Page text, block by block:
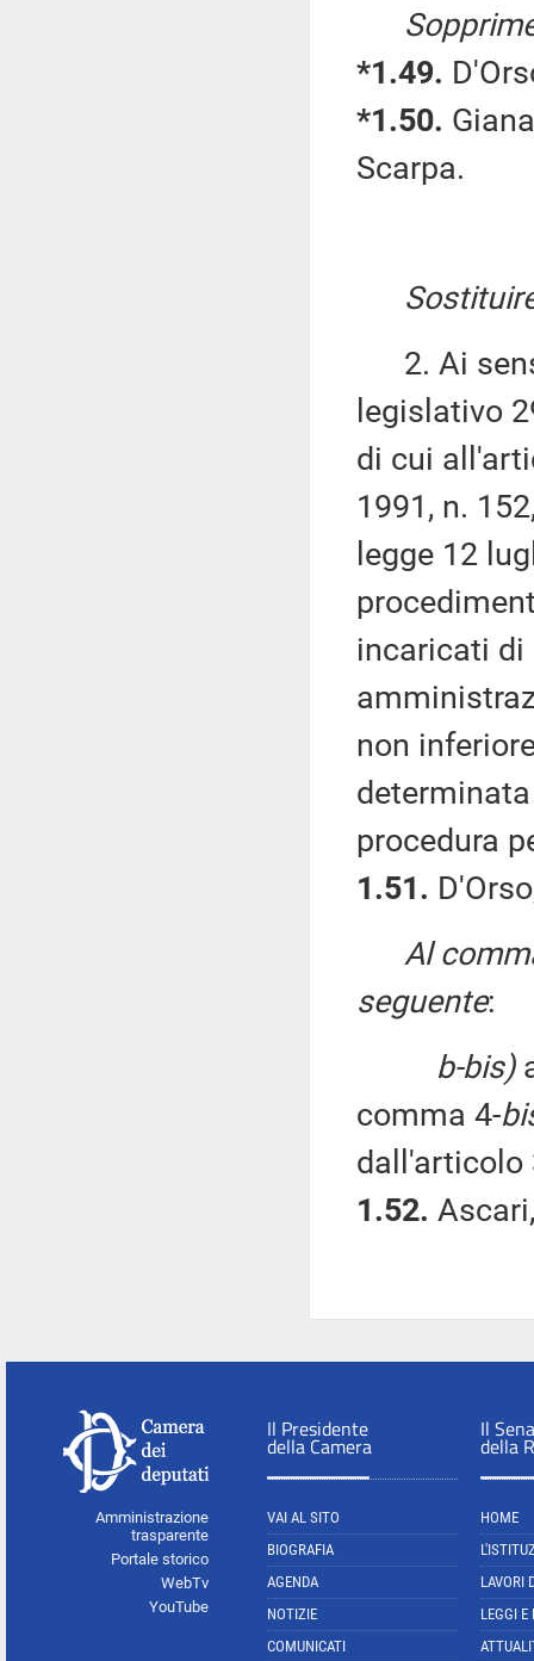
*1.49.
*1.50.
Scarpa.
2. Ai
legislativo
di cui
1991, n.
legge 12
incaricati di
non
procedura
1.51.
Al
seguente:
b-bis)
comma 4-
dall'articolo
1.52.
Amministrazione
trasparente
Portale storico
WebTv
YouTube
Il Presidente
della Camera
VAI AL SITO
BIOGRAFIA
AGENDA
NOTIZIE
COMUNICATI
Il
della
HOME
LAVORI
LEGGI E